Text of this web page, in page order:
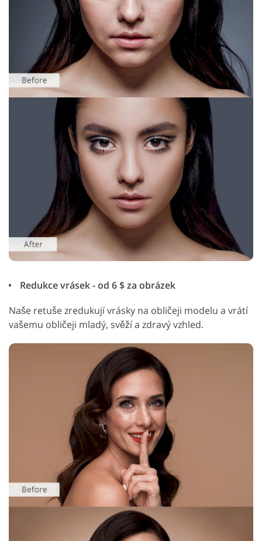
Redukce vrásek - od 6 $ za obrázek
Naše retuše zredukují vrásky na obličeji modelu a vrátí
vašemu obličeji mladý, svěží a zdravý vzhled.